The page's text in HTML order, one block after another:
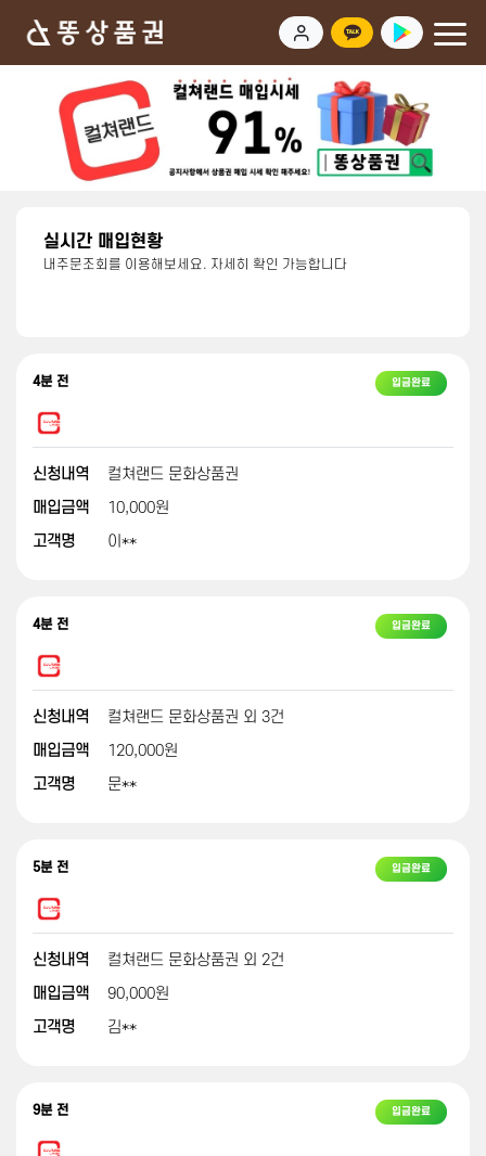
실시간 매입현황
내주문조회를 이용해보세요. 자세히 확인 가능합니다
4분 전 입금완료
신청내역
컬쳐랜드 문화상품권
매입금액
10,000원
고객명
이**
4분 전 입금완료
신청내역
컬쳐랜드 문화상품권 외 3건
매입금액
120,000원
고객명
문**
5분 전 입금완료
신청내역
컬쳐랜드 문화상품권 외 2건
매입금액
90,000원
고객명
김**
9분 전 입금완료